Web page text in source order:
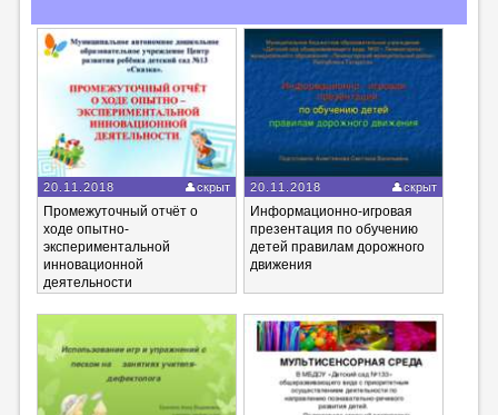
20.11.2018 скрыт
Промежуточный отчёт о
ходе опытно-
экспериментальной
инновационной
деятельности
20.11.2018 скрыт
Информационно-игровая
презентация по обучению
детей правилам дорожного
движения